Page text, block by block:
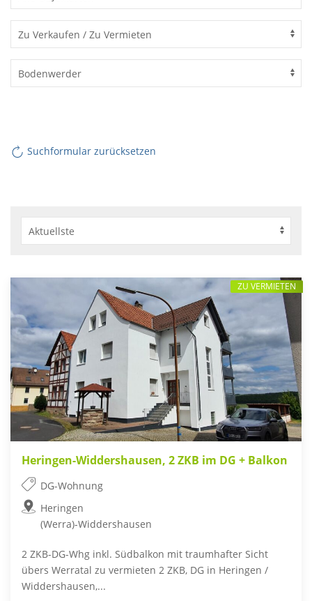
Suchformular zurücksetzen
Heringen-Widdershausen, 2 ZKB im DG + Balkon
DG-Wohnung
Heringen
(Werra)-Widdershausen
2 ZKB-DG-Whg inkl. Südbalkon mit traumhafter Sicht
übers Werratal zu vermieten 2 ZKB, DG in Heringen /
Widdershausen,...
ZU VERMIETEN